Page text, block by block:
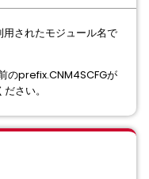
用されたモジュール名で
のprefix.CNM4SCFGが
さい。